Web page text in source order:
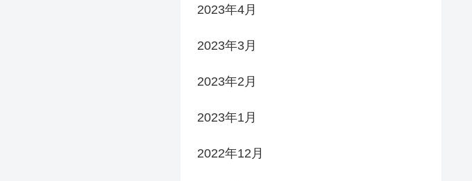
2023年4月
2023年3月
2023年2月
2023年1月
2022年12月